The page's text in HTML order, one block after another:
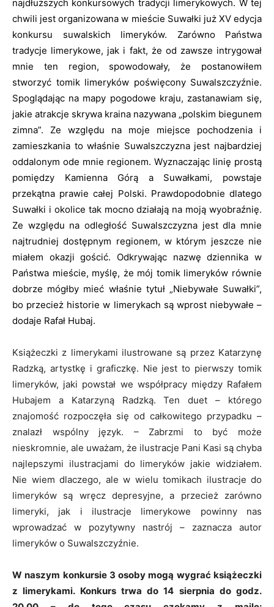
najdłuższych konkursowych tradycji limerykowych. W tej
chwili jest organizowana w mieście Suwałki już XV edycja
konkursu suwalskich limeryków. Zarówno Państwa
tradycje limerykowe, jak i fakt, że od zawsze intrygował
mnie ten region, spowodowały, że postanowiłem
stworzyć tomik limeryków poświęcony Suwalszczyźnie.
Spoglądając na mapy pogodowe kraju, zastanawiam się,
jakie atrakcje skrywa kraina nazywana „polskim biegunem
zimna”. Ze względu na moje miejsce pochodzenia i
zamieszkania to właśnie Suwalszczyzna jest najbardziej
oddalonym ode mnie regionem. Wyznaczając linię prostą
pomiędzy Kamienna Górą a Suwałkami, powstaje
przekątna prawie całej Polski. Prawdopodobnie dlatego
Suwałki i okolice tak mocno działają na moją wyobraźnię.
Ze względu na odległość Suwalszczyzna jest dla mnie
najtrudniej dostępnym regionem, w którym jeszcze nie
miałem okazji gościć. Odkrywając nazwę dziennika w
Państwa mieście, myślę, że mój tomik limeryków równie
dobrze mógłby mieć właśnie tytuł „Niebywałe Suwałki”,
bo przecież historie w limerykach są wprost niebywałe –
dodaje Rafał Hubaj.
Książeczki z limerykami ilustrowane są przez Katarzynę
Radzką, artystkę i graficzkę. Nie jest to pierwszy tomik
limeryków, jaki powstał we współpracy między Rafałem
Hubajem a Katarzyną Radzką. Ten duet – którego
znajomość rozpoczęła się od całkowitego przypadku –
znalazł wspólny język. – Zabrzmi to być może
nieskromnie, ale uważam, że ilustracje Pani Kasi są chyba
najlepszymi ilustracjami do limeryków jakie widziałem.
Nie wiem dlaczego, ale w wielu tomikach ilustracje do
limeryków są wręcz depresyjne, a przecież zarówno
limeryki, jak i ilustracje limerykowe powinny nas
wprowadzać w pozytywny nastrój – zaznacza autor
limeryków o Suwalszczyźnie.
W naszym konkursie 3 osoby mogą wygrać książeczki
z limerykami. Konkurs trwa do 14 sierpnia do godz.